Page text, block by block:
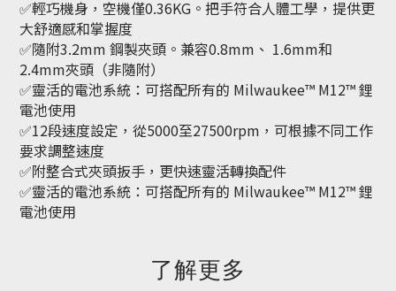
✅輕巧機身，空機僅0.36KG。把手符合人體工學，提供更
大舒適感和掌握度
✅隨附3.2mm 鋼製夾頭。兼容0.8mm、 1.6mm和
2.4mm夾頭（非隨附）
✅靈活的電池系統：可搭配所有的 Milwaukee™ M12™ 鋰
電池使用
✅12段速度設定，從5000至27500rpm，可根據不同工作
要求調整速度
✅附整合式夾頭扳手，更快速靈活轉換配件
✅靈活的電池系統：可搭配所有的 Milwaukee™ M12™ 鋰
電池使用
了解更多